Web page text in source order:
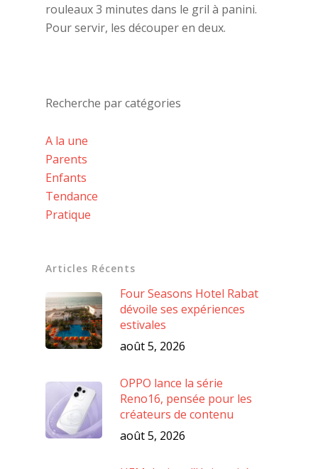
rouleaux 3 minutes dans le gril à panini.
Pour servir, les découper en deux.
Recherche par catégories
A la une
Parents
Enfants
Tendance
Pratique
Articles Récents
Four Seasons Hotel Rabat
dévoile ses expériences
estivales
août 5, 2026
OPPO lance la série
Reno16, pensée pour les
créateurs de contenu
août 5, 2026